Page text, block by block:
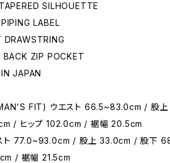
SILHOUETTE
PIPING LABEL
DRAWSTRING
BACK ZIP POCKET
IN JAPAN
FIT) ウエスト 66.5~83.0cm / 股
/ ヒップ 102.0cm / 裾幅 20.5cm
ト 77.0~93.0cm / 股上 33.0cm / 股下
/ 裾幅 21.5cm